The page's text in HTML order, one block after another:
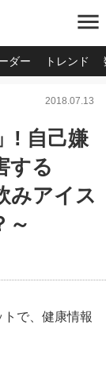
menu
ダー トレンド
2018.07.13
! 自己嫌
する
みアイス
～
で、健康情報